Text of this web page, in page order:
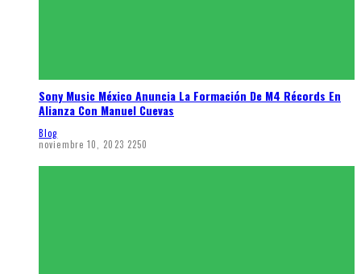
Sony Music México Anuncia La Formación De M4 Récords En
Alianza Con Manuel Cuevas
Blog
noviembre 10, 2023 2250